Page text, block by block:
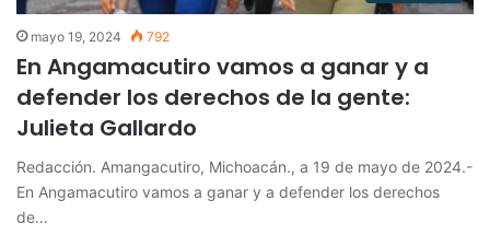
mayo 19, 2024 792
En Angamacutiro vamos a ganar y a
defender los derechos de la gente:
Julieta Gallardo
Redacción. Amangacutiro, Michoacán., a 19 de mayo de 2024.-
En Angamacutiro vamos a ganar y a defender los derechos
de…